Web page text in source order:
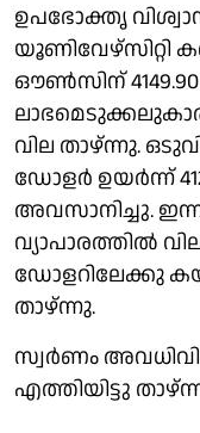
ഉപഭോക്തൃ
ഔണ്‍സിന്
വില താഴ്ന്നു.
ഡോളര്‍ ഉയര്‍ന്ന്
അവസാനിച്ചു.
വ്യാപാരത്തില്‍
ഡോളറിലേക്കു
താഴ്ന്നു.
സ്വര്‍ണം
എത്തിയിട്ടു